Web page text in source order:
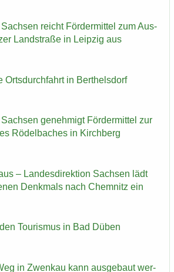
reicht För­der­mit­tel zum Aus­
Land­stra­ße in Leip­zig aus
Orts­durch­fahrt in Bert­hels­dorf
ge­neh­migt För­der­mit­tel zur
Rö­del­ba­ches in Kirch­berg
– Lan­des­di­rek­ti­on Sach­sen lädt
Denk­mals nach Chem­nitz ein
Tou­ris­mus in Bad Düben
in Zwenkau kann aus­ge­baut wer­